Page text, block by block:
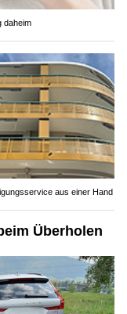
daheim
aus einer Hand
Überholen